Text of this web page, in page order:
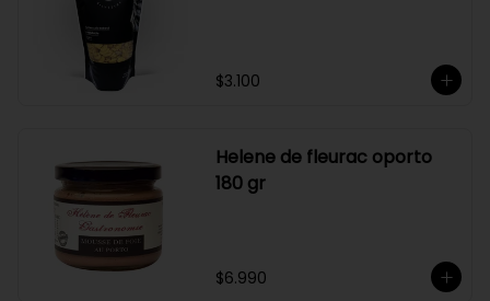
$3.100
Helene de fleurac oporto
180 gr
$6.990